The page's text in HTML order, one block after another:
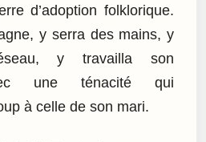
d’adoption folklorique.
y serra des mains, y
y travailla son
une ténacité qui
à celle de son mari.